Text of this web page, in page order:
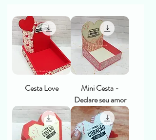
Cesta Love
Mini Cesta -
Declare seu amor